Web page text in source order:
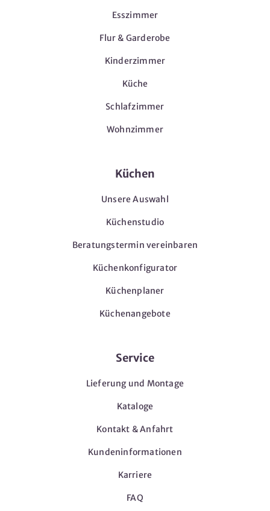
Esszimmer
Flur & Garderobe
Kinderzimmer
Küche
Schlafzimmer
Wohnzimmer
Küchen
Unsere Auswahl
Küchenstudio
Beratungstermin vereinbaren
Küchenkonfigurator
Küchenplaner
Küchenangebote
Service
Lieferung und Montage
Kataloge
Kontakt & Anfahrt
Kundeninformationen
Karriere
FAQ